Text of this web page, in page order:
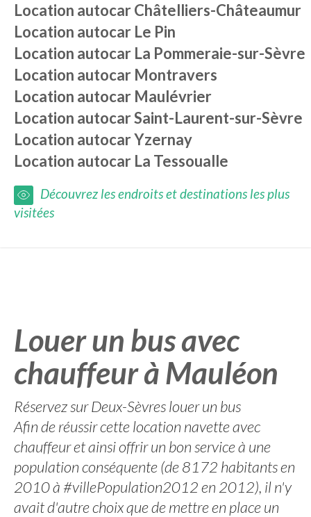
Location autocarChâtelliers-Châteaumur
Location autocar Le Pin
Location autocar La Pommeraie-sur-Sèvre
Location autocar Montravers
Location autocar Maulévrier
Location autocarSaint-Laurent-sur-Sèvre
Location autocarYzernay
Location autocar La Tessoualle
Découvrez les endroits et destinations les plus
visitées
Louer un bus avec
chauffeur à Mauléon
Réservez sur Deux-Sèvres louer un bus
Afin de réussir cette location navette avec
chauffeur et ainsi offrir un bon service à une
population conséquente (de 8172 habitants en
2010 à #villePopulation2012 en 2012), il n'y
avait d'autre choix que de mettre en place un